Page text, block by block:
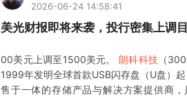
2026-06-24 14:58:41
美光财报即将来袭，投行密集上调
00美元上调至1500美元。 朗科科技 （
1999年发明全球首款USB闪存盘（U盘）
售于一体的存储产品与解决方案提供商